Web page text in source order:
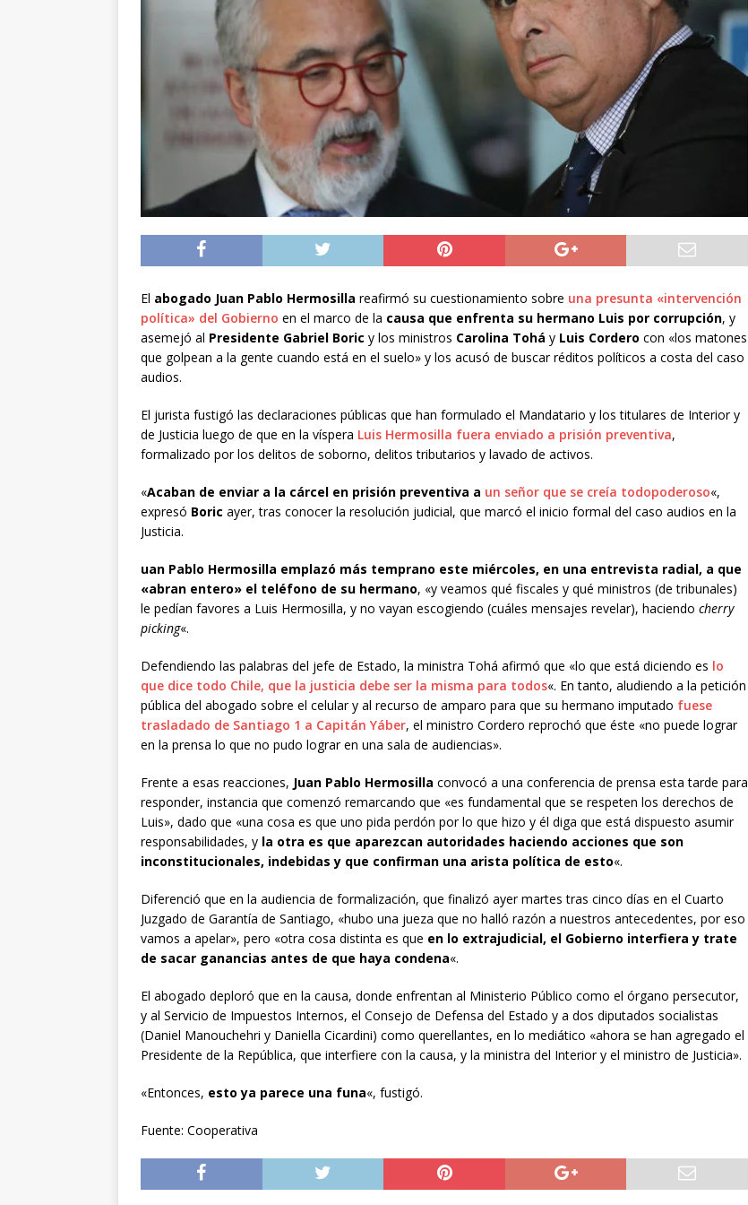
Diputado Álvaro Jofre alerta por el futuro del Casino Municipal de
Iquique
DEPORTES
[ 05/08/2026 ] Concejo Municipal aprueba proyecto para mejorar el alumbrado
público del sector El Boro
[ 06/08/2026 ] El papa León XIV viajará a Uruguay, Argentina y Perú del 6 al 17 de
noviembre
INTERNACIONAL
El abogado Juan Pablo Hermosilla reafirmó su cuestionamiento sobre una presunta «intervención
política» del Gobierno en el marco de la causa que enfrenta su hermano Luis por corrupción, y
asemejó al Presidente Gabriel Boric y los ministros Carolina Tohá y Luis Cordero con «los matones
que golpean a la gente cuando está en el suelo» y los acusó de buscar réditos políticos a costa del caso
audios.
El jurista fustigó las declaraciones públicas que han formulado el Mandatario y los titulares de Interior y
de Justicia luego de que en la víspera Luis Hermosilla fuera enviado a prisión preventiva,
formalizado por los delitos de soborno, delitos tributarios y lavado de activos.
«Acaban de enviar a la cárcel en prisión preventiva a un señor que se creía todopoderoso«,
expresó Boric ayer, tras conocer la resolución judicial, que marcó el inicio formal del caso audios en la
Justicia.
uan Pablo Hermosilla emplazó más temprano este miércoles, en una entrevista radial, a que
«abran entero» el teléfono de su hermano, «y veamos qué fiscales y qué ministros (de tribunales)
le pedían favores a Luis Hermosilla, y no vayan escogiendo (cuáles mensajes revelar), haciendo cherry
picking«.
Defendiendo las palabras del jefe de Estado, la ministra Tohá afirmó que «lo que está diciendo es lo
que dice todo Chile, que la justicia debe ser la misma para todos«. En tanto, aludiendo a la petición
pública del abogado sobre el celular y al recurso de amparo para que su hermano imputado fuese
trasladado de Santiago 1 a Capitán Yáber, el ministro Cordero reprochó que éste «no puede lograr
en la prensa lo que no pudo lograr en una sala de audiencias».
Frente a esas reacciones, Juan Pablo Hermosilla convocó a una conferencia de prensa esta tarde para
responder, instancia que comenzó remarcando que «es fundamental que se respeten los derechos de
Luis», dado que «una cosa es que uno pida perdón por lo que hizo y él diga que está dispuesto asumir
responsabilidades, y la otra es que aparezcan autoridades haciendo acciones que son
inconstitucionales, indebidas y que confirman una arista política de esto«.
Diferenció que en la audiencia de formalización, que finalizó ayer martes tras cinco días en el Cuarto
Juzgado de Garantía de Santiago, «hubo una jueza que no halló razón a nuestros antecedentes, por eso
vamos a apelar», pero «otra cosa distinta es que en lo extrajudicial, el Gobierno interfiera y trate
de sacar ganancias antes de que haya condena«.
El abogado deploró que en la causa, donde enfrentan al Ministerio Público como el órgano persecutor,
y al Servicio de Impuestos Internos, el Consejo de Defensa del Estado y a dos diputados socialistas
(Daniel Manouchehri y Daniella Cicardini) como querellantes, en lo mediático «ahora se han agregado el
Presidente de la República, que interfiere con la causa, y la ministra del Interior y el ministro de Justicia».
«Entonces, esto ya parece una funa«, fustigó.
Fuente: Cooperativa